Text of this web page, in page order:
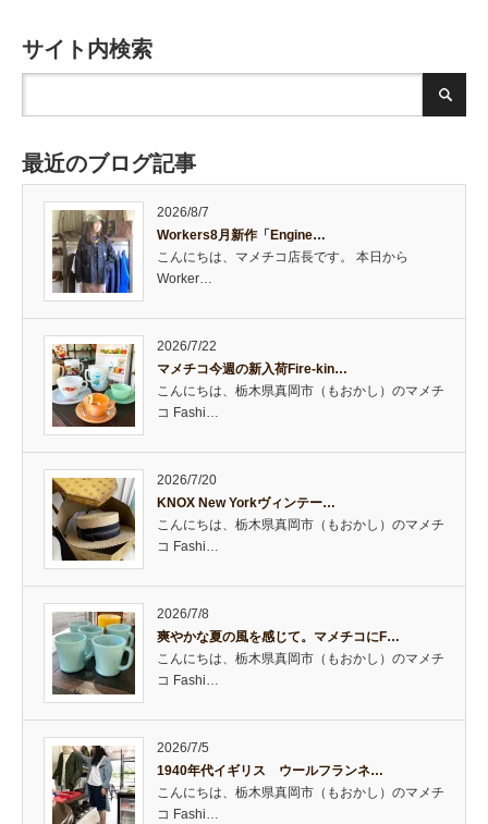
サイト内検索
最近のブログ記事
2026/8/7
Workers8月新作「Engine…
こんにちは、マメチコ店長です。 本日から
Worker…
2026/7/22
マメチコ今週の新入荷Fire-kin…
こんにちは、栃木県真岡市（もおかし）のマメチ
コ Fashi…
2026/7/20
KNOX New Yorkヴィンテー…
こんにちは、栃木県真岡市（もおかし）のマメチ
コ Fashi…
2026/7/8
爽やかな夏の風を感じて。マメチコにF…
こんにちは、栃木県真岡市（もおかし）のマメチ
コ Fashi…
2026/7/5
1940年代イギリス ウールフランネ…
こんにちは、栃木県真岡市（もおかし）のマメチ
コ Fashi…